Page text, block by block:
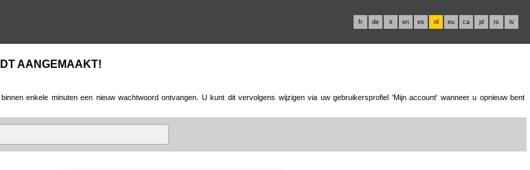
fr de it en es nl eu ca pl rs lv
AANGEMAAKT!
enkele minuten een nieuw wachtwoord ontvangen. U kunt dit vervolgens wijzigen via uw gebruikersprofiel 'Mijn account' wanneer u opnieuw bent